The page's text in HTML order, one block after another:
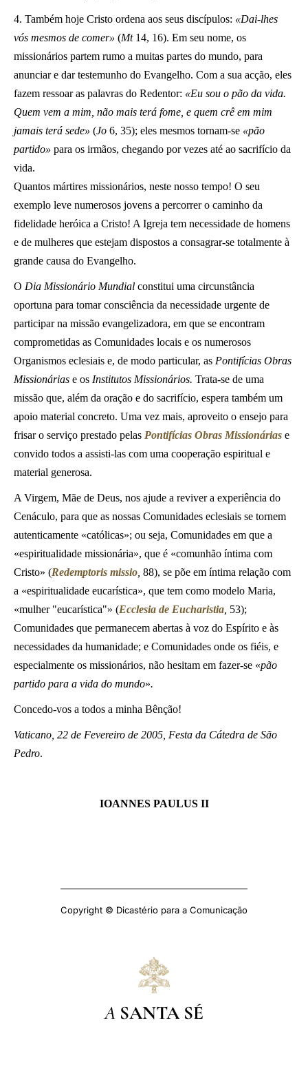
4. Também hoje Cristo ordena aos seus discípulos: «Dai-lhes
vós mesmos de comer» (Mt 14, 16). Em seu nome, os
missionários partem rumo a muitas partes do mundo, para
anunciar e dar testemunho do Evangelho. Com a sua acção, eles
fazem ressoar as palavras do Redentor: «Eu sou o pão da vida.
Quem vem a mim, não mais terá fome, e quem crê em mim
jamais terá sede» (Jo 6, 35); eles mesmos tornam-se «pão
partido» para os irmãos, chegando por vezes até ao sacrifício da
vida.
Quantos mártires missionários, neste nosso tempo! O seu
exemplo leve numerosos jovens a percorrer o caminho da
fidelidade heróica a Cristo! A Igreja tem necessidade de homens
e de mulheres que estejam dispostos a consagrar-se totalmente à
grande causa do Evangelho.
O Dia Missionário Mundial constitui uma circunstância
oportuna para tomar consciência da necessidade urgente de
participar na missão evangelizadora, em que se encontram
comprometidas as Comunidades locais e os numerosos
Organismos eclesiais e, de modo particular, as Pontifícias Obras
Missionárias e os Institutos Missionários. Trata-se de uma
missão que, além da oração e do sacrifício, espera também um
apoio material concreto. Uma vez mais, aproveito o ensejo para
frisar o serviço prestado pelas Pontifícias Obras Missionárias e
convido todos a assisti-las com uma cooperação espiritual e
material generosa.
A Virgem, Mãe de Deus, nos ajude a reviver a experiência do
Cenáculo, para que as nossas Comunidades eclesiais se tornem
autenticamente «católicas»; ou seja, Comunidades em que a
«espiritualidade missionária», que é «comunhão íntima com
Cristo» (Redemptoris missio 88), se põe em íntima relação com
a «espiritualidade eucarística», que tem como modelo Maria,
«mulher "eucarística"» (Ecclesia de Eucharistia 53);
Comunidades que permanecem abertas à voz do Espírito e às
necessidades da humanidade; e Comunidades onde os fiéis, e
especialmente os missionários, não hesitam em fazer-se «pão
partido para a vida do mundo».
Concedo-vos a todos a minha Bênção!
Vaticano, 22 de Fevereiro de 2005, Festa da Cátedra de São
Pedro.
IOANNES PAULUS II
Copyright © Dicastério para a Comunicação
A SANTA SÉ